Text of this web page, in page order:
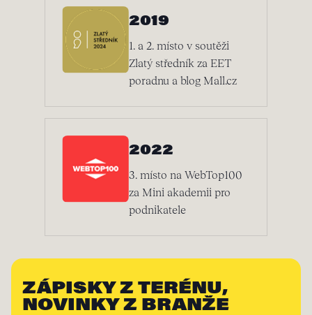
2019
1. a 2. místo v soutěži
Zlatý středník za EET
poradnu a blog Mall.cz
2022
3. místo na WebTop100
za Mini akademii pro
podnikatele
ZÁPISKY Z TERÉNU,
NOVINKY Z BRANŽE